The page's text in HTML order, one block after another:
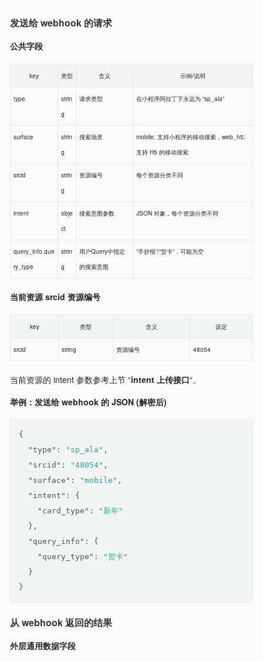
发送给 webhook 的请求
公共字段
key 类型 含义 示例/说明
type
strin
g
请求类型 在小程序阿拉丁下永远为 “sp_ala”
surface
strin
g
搜索场景
mobile: 支持小程序的移动搜索，web_h5:
支持 H5 的移动搜索
srcid
strin
g
资源编号 每个资源分类不同
intent
obje
ct
搜索意图参数 JSON 对象，每个资源分类不同
query_info.que
ry_type
strin
g
用户Query中指定
的搜索意图
“手抄报”/“贺卡”，可能为空
当前资源 srcid 资源编号
key 类型 含义 设定
srcid string 资源编号 48054
当前资源的 intent 参数参考上节 “intent 上传接口“。
举例：发送给 webhook 的 JSON (解密后)
{
"type" : "sp_ala" ,
"srcid" : "48054" ,
"surface" : "mobile" ,
"intent" : {
"card_type" :
"新年"
  },
"query_info" : {
"query_type" :
"贺卡"
  }
}
从 webhook 返回的结果
外层通用数据字段